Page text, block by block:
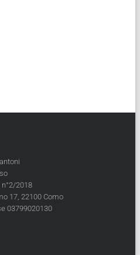
2018
17, 22100 Como
03799020130